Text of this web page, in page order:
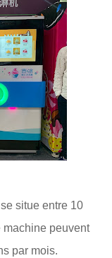
situe entre 10
machine peuvent
par mois.